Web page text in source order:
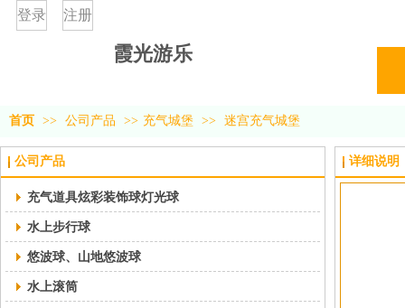
登录 注册
霞光游乐
首页 >> 公司产品 >> 充气城堡 >> 迷宫充气城堡
公司产品
充气道具炫彩装饰球灯光球
水上步行球
悠波球、山地悠波球
水上滚筒
详细说明